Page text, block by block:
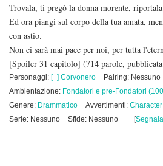
Trovala, ti pregò la donna morente,
Ed ora piangi sul corpo della tua amata,
con astio.
Non ci sarà mai pace per noi, per tutta
[Spoiler 31 capitolo] (714 parole,
Personaggi: [+] Corvonero
Pairing: Nessuno
Ambientazione: Fondatori e pre-Fondatori
Genere: Drammatico Avvertimenti:
Serie: Nessuno
Sfide: Nessuno [Segnala